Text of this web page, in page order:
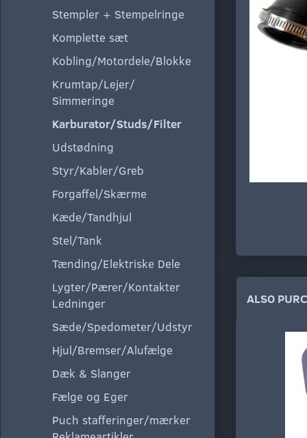
Stempler + Stempelringe
Komplette sæt
Kobling/Motordele/Blokke
Krumtap/Lejer/
Simmeringe
Karburator/Studs/Filter
Udstødning
Styr/Kabler/Greb
Forgaffel/Skærme
Kæde/Tandhjul
Stel/Tank
Tænding/Elektriske Dele
Lygter/Pærer/Kontakter
Ledninger
Sæde/Spedometer/Udstyr
Hjul/Bremser/Alufælge
Dæk & Slanger
Fælge og Eger
Puch stafferinger/mærker
ALSO